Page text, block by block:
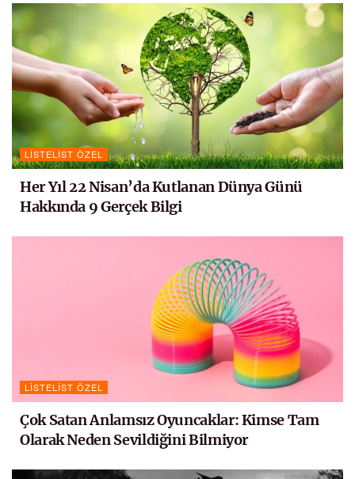
LISTELIST ÖZEL
Her Yıl 22 Nisan’da Kutlanan Dünya Günü
Hakkında 9 Gerçek Bilgi
LISTELIST ÖZEL
Çok Satan Anlamsız Oyuncaklar: Kimse Tam
Olarak Neden Sevildiğini Bilmiyor